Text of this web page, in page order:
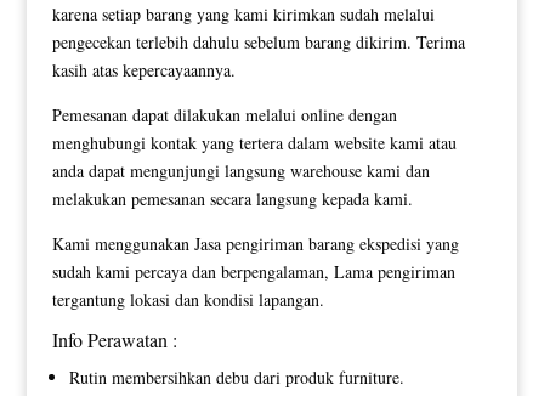
karena setiap barang yang kami kirimkan sudah melalui
pengecekan terlebih dahulu sebelum barang dikirim. Terima
kasih atas kepercayaannya.
Pemesanan dapat dilakukan melalui online dengan
menghubungi kontak yang tertera dalam website kami atau
anda dapat mengunjungi langsung warehouse kami dan
melakukan pemesanan secara langsung kepada kami.
Kami menggunakan Jasa pengiriman barang ekspedisi yang
sudah kami percaya dan berpengalaman, Lama pengiriman
tergantung lokasi dan kondisi lapangan.
Info Perawatan :
Rutin membersihkan debu dari produk furniture.